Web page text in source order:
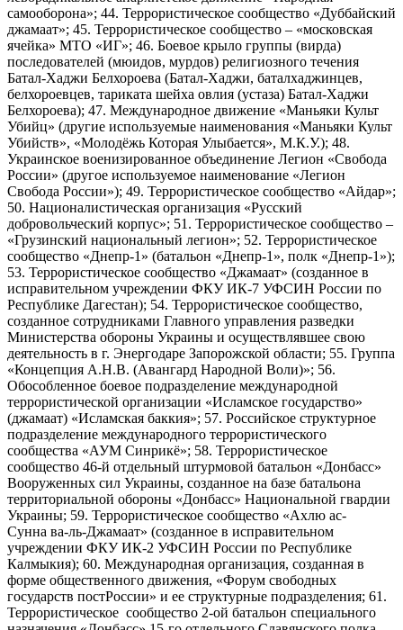
самооборона»; 44. Террористическое сообщество «Дуббайский
джамаат»; 45. Террористическое сообщество – «московская
ячейка» МТО «ИГ»; 46. Боевое крыло группы (вирда)
последователей (мюидов, мурдов) религиозного течения
Батал-Хаджи Белхороева (Батал-Хаджи, баталхаджинцев,
белхороевцев, тариката шейха овлия (устаза) Батал-Хаджи
Белхороева); 47. Международное движение «Маньяки Культ
Убийц» (другие используемые наименования «Маньяки Культ
Убийств», «Молодёжь Которая Улыбается», М.К.У.); 48.
Украинское военизированное объединение Легион «Свобода
России» (другое используемое наименование «Легион
Свобода России»); 49. Террористическое сообщество «Айдар»;
50. Националистическая организация «Русский
добровольческий корпус»; 51. Террористическое сообщество –
«Грузинский национальный легион»; 52. Террористическое
сообщество «Днепр-1» (батальон «Днепр-1», полк «Днепр-1»);
53. Террористическое сообщество «Джамаат» (созданное в
исправительном учреждении ФКУ ИК-7 УФСИН России по
Республике Дагестан); 54. Террористическое сообщество,
созданное сотрудниками Главного управления разведки
Министерства обороны Украины и осуществлявшее свою
деятельность в г. Энергодаре Запорожской области; 55. Группа
«Концепция А.Н.В. (Авангард Народной Воли)»; 56.
Обособленное боевое подразделение международной
террористической организации «Исламское государство»
(джамаат) «Исламская баккия»; 57. Российское структурное
подразделение международного террористического
сообщества «АУМ Синрикё»; 58. Террористическое
сообщество 46-й отдельный штурмовой батальон «Донбасс»
Вооруженных сил Украины, созданное на базе батальона
территориальной обороны «Донбасс» Национальной гвардии
Украины; 59. Террористическое сообщество «Ахлю ас-
Сунна ва-ль-Джамаат» (созданное в исправительном
учреждении ФКУ ИК-2 УФСИН России по Республике
Калмыкия); 60. Международная организация, созданная в
форме общественного движения, «Форум свободных
государств постРоссии» и ее структурные подразделения; 61.
Террористическое сообщество 2-ой батальон специального